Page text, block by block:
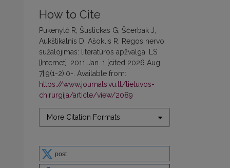
How to Cite
Pukenytė R, Šustickas G, Ščerbak J,
Aukštikalnis D, Ašoklis R. Regos nervo
sužalojimas: literatūros apžvalga. LS
[Internet]. 2011 Jan. 1 [cited 2026 Aug.
7];9(1-2):0-. Available from:
https://www.journals.vu.lt/lietuvos-
chirurgija/article/view/2089
More Citation Formats
post